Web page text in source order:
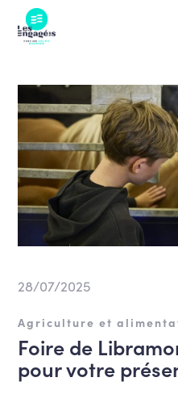
content
28/07/2025
Agriculture et
Foire de
pour votre